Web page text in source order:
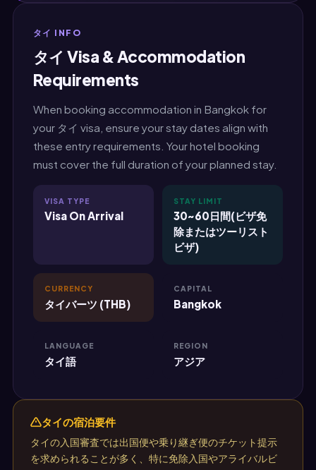
タイ INFO
タイ Visa & Accommodation
Requirements
When booking accommodation in Bangkok for
your タイ visa, ensure your stay dates align with
these entry requirements. Your hotel booking
must cover the full duration of your planned stay.
VISA TYPE
Visa On Arrival
STAY LIMIT
30~60日間(ビザ免
除またはツーリスト
ビザ)
CURRENCY
タイバーツ (THB)
CAPITAL
Bangkok
LANGUAGE
タイ語
REGION
アジア
タイの宿泊要件
タイの入国審査では出国便や乗り継ぎ便のチケット提示
を求められることが多く、特に免除入国やアライバルビ